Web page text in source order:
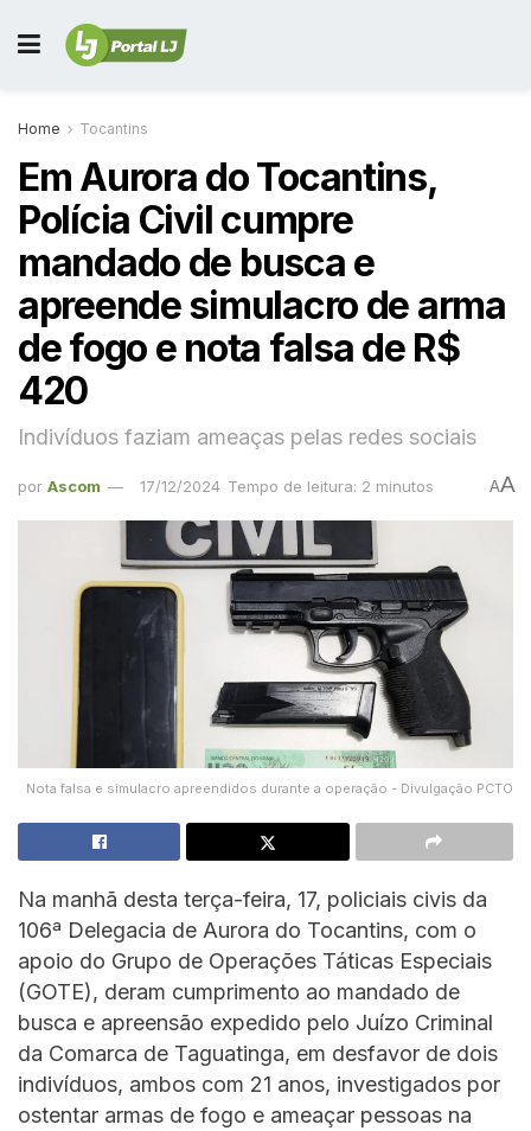
Home Tocantins
Em Aurora do Tocantins,
Polícia Civil cumpre
mandado de busca e
apreende simulacro de arma
de fogo e nota falsa de R$
420
Indivíduos faziam ameaças pelas redes sociais
por Ascom 17/12/2024 Tempo de leitura: 2 minutos AA
Nota falsa e simulacro apreendidos durante a operação - Divulgação PCTO
Na manhã desta terça-feira, 17, policiais civis da
106ª Delegacia de Aurora do Tocantins, com o
apoio do Grupo de Operações Táticas Especiais
(GOTE), deram cumprimento ao mandado de
busca e apreensão expedido pelo Juízo Criminal
da Comarca de Taguatinga, em desfavor de dois
indivíduos, ambos com 21 anos, investigados por
ostentar armas de fogo e ameaçar pessoas na